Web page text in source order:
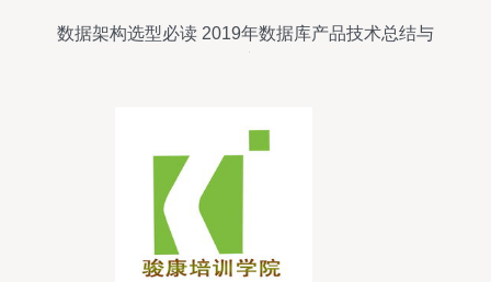
数据架构选型必读 2019年数据库产品技术总结与